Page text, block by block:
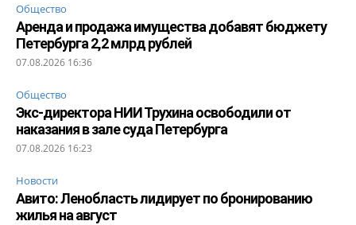
Общество
Аренда и продажа имущества добавят бюджету
Петербурга 2,2 млрд рублей
07.08.2026 16:36
Общество
Экс-директора НИИ Трухина освободили от
наказания в зале суда Петербурга
07.08.2026 16:23
Новости
Авито: Ленобласть лидирует по бронированию
жилья на август